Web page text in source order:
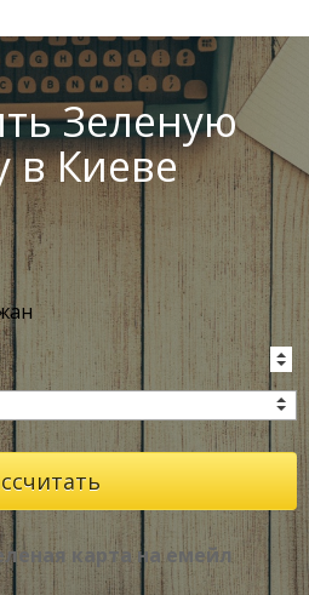
Зеленую
в Киеве
карта на емейл